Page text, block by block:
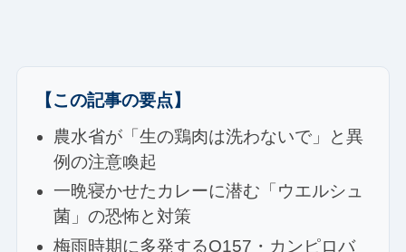
【この記事の要点】
農水省が「生の鶏肉は洗わないで」と異
例の注意喚起
一晩寝かせたカレーに潜む「ウエルシュ
菌」の恐怖と対策
梅雨時期に多発するO157・カンピロバ